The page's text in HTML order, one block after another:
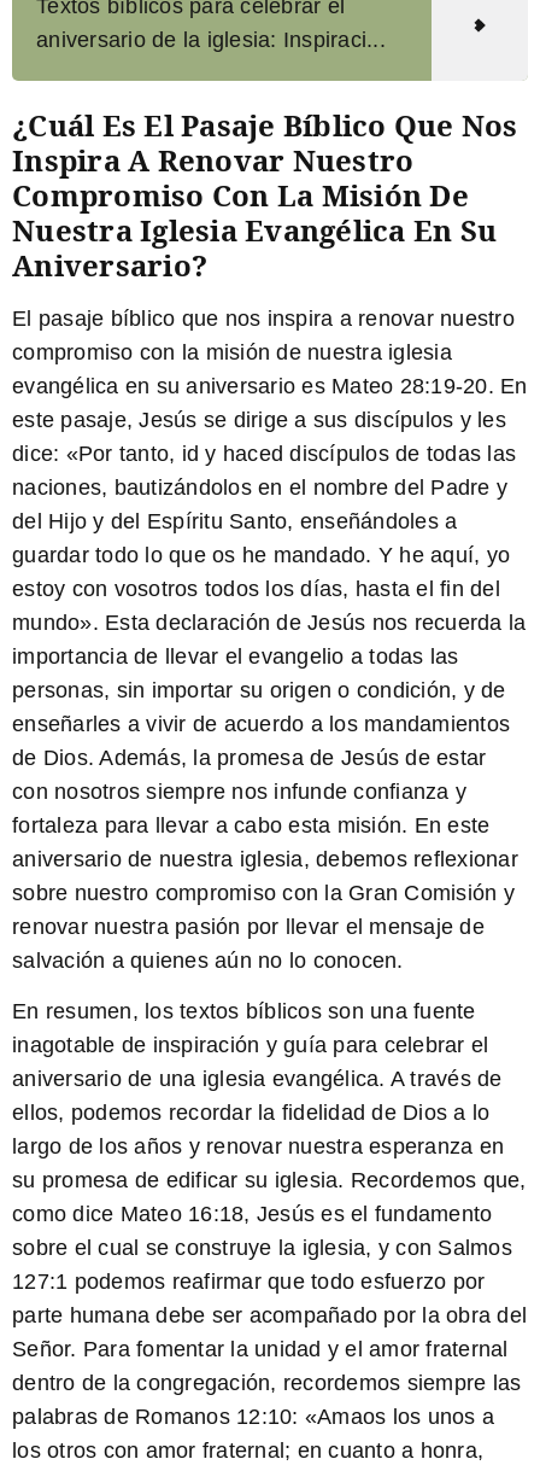
Textos bíblicos para celebrar el
aniversario de la iglesia: Inspiraci...
¿Cuál Es El Pasaje Bíblico Que Nos
Inspira A Renovar Nuestro
Compromiso Con La Misión De
Nuestra Iglesia Evangélica En Su
Aniversario?
El pasaje bíblico que nos inspira a renovar nuestro
compromiso con la misión de nuestra iglesia
evangélica en su aniversario es Mateo 28:19-20. En
este pasaje, Jesús se dirige a sus discípulos y les
dice: «Por tanto, id y haced discípulos de todas las
naciones, bautizándolos en el nombre del Padre y
del Hijo y del Espíritu Santo, enseñándoles a
guardar todo lo que os he mandado. Y he aquí, yo
estoy con vosotros todos los días, hasta el fin del
mundo». Esta declaración de Jesús nos recuerda la
importancia de llevar el evangelio a todas las
personas, sin importar su origen o condición, y de
enseñarles a vivir de acuerdo a los mandamientos
de Dios. Además, la promesa de Jesús de estar
con nosotros siempre nos infunde confianza y
fortaleza para llevar a cabo esta misión. En este
aniversario de nuestra iglesia, debemos reflexionar
sobre nuestro compromiso con la Gran Comisión y
renovar nuestra pasión por llevar el mensaje de
salvación a quienes aún no lo conocen.
En resumen, los textos bíblicos son una fuente
inagotable de inspiración y guía para celebrar el
aniversario de una iglesia evangélica. A través de
ellos, podemos recordar la fidelidad de Dios a lo
largo de los años y renovar nuestra esperanza en
su promesa de edificar su iglesia. Recordemos que,
como dice Mateo 16:18, Jesús es el fundamento
sobre el cual se construye la iglesia, y con Salmos
127:1 podemos reafirmar que todo esfuerzo por
parte humana debe ser acompañado por la obra del
Señor. Para fomentar la unidad y el amor fraternal
dentro de la congregación, recordemos siempre las
palabras de Romanos 12:10: «Amaos los unos a
los otros con amor fraternal; en cuanto a honra,